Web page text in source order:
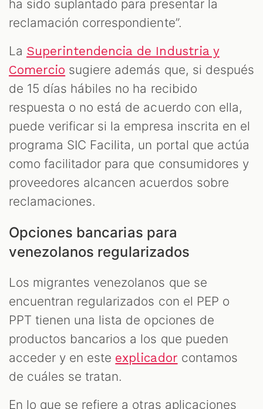
ha sido suplantado para presentar la
reclamación correspondiente”.
La Superintendencia de Industria y
Comercio sugiere además que, si después
de 15 días hábiles no ha recibido
respuesta o no está de acuerdo con ella,
puede verificar si la empresa inscrita en el
programa SIC Facilita, un portal que actúa
como facilitador para que consumidores y
proveedores alcancen acuerdos sobre
reclamaciones.
Opciones bancarias para
venezolanos regularizados
Los migrantes venezolanos que se
encuentran regularizados con el PEP o
PPT tienen una lista de opciones de
productos bancarios a los que pueden
acceder y en este explicador contamos
de cuáles se tratan.
En lo que se refiere a otras aplicaciones